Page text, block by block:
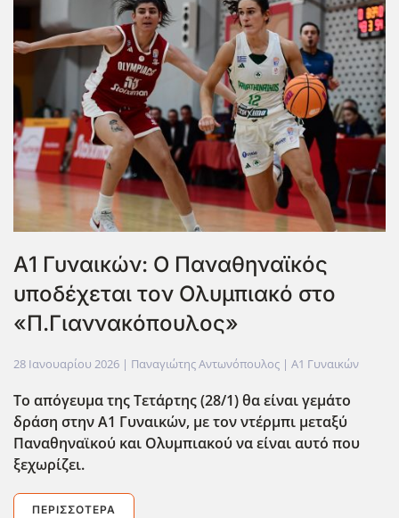
Α1 Γυναικών: Ο Παναθηναϊκός
υποδέχεται τον Ολυμπιακό στο
«Π.Γιαννακόπουλος»
28 Ιανουαρίου 2026 | Παναγιώτης Αντωνόπουλος | Α1 Γυναικών
Το απόγευμα της Τετάρτης (28/1) θα είναι γεμάτο
δράση στην Α1 Γυναικών, με τον ντέρμπι μεταξύ
Παναθηναϊκού και Ολυμπιακού να είναι αυτό που
ξεχωρίζει.
ΠΕΡΙΣΣΌΤΕΡΑ